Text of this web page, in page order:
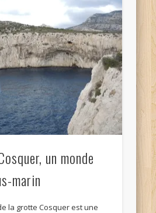
un monde
marin
la grotte Cosquer est une